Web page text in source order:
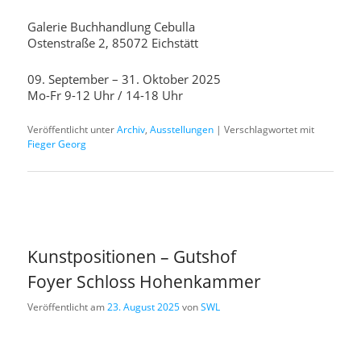
Galerie Buchhandlung Cebulla
Ostenstraße 2, 85072 Eichstätt
09. September – 31. Oktober 2025
Mo-Fr 9-12 Uhr / 14-18 Uhr
Veröffentlicht unterArchiv,Ausstellungen |Verschlagwortet mit
Fieger Georg
Kunstpositionen – Gutshof
Foyer Schloss Hohenkammer
Veröffentlicht am23. August 2025vonSWL